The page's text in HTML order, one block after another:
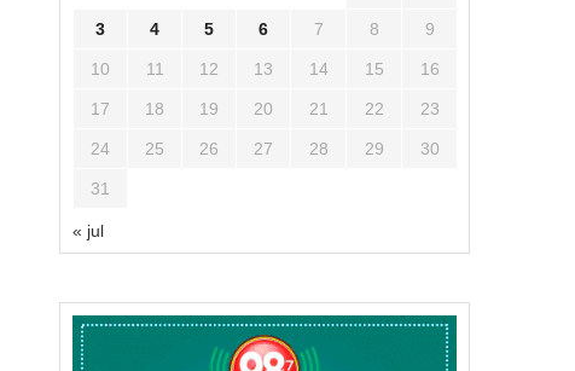
3 4 5 6 7 8 9
10 11 12 13 14 15 16
17 18 19 20 21 22 23
24 25 26 27 28 29 30
31
« jul